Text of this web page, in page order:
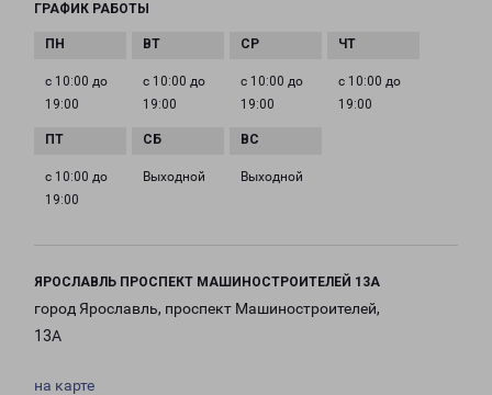
ГРАФИК РАБОТЫ
с 10:00 до
19:00
с 10:00 до
19:00
с 10:00 до
19:00
с 10:00 до
19:00
с 10:00 до
19:00
Выходной Выходной
ЯРОСЛАВЛЬ ПРОСПЕКТ МАШИНОСТРОИТЕЛЕЙ 13А
город Ярославль, проспект Машиностроителей,
13А
на карте